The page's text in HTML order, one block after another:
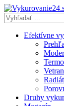
Vyhľadávať
výraz:
Efektívne
Druhy